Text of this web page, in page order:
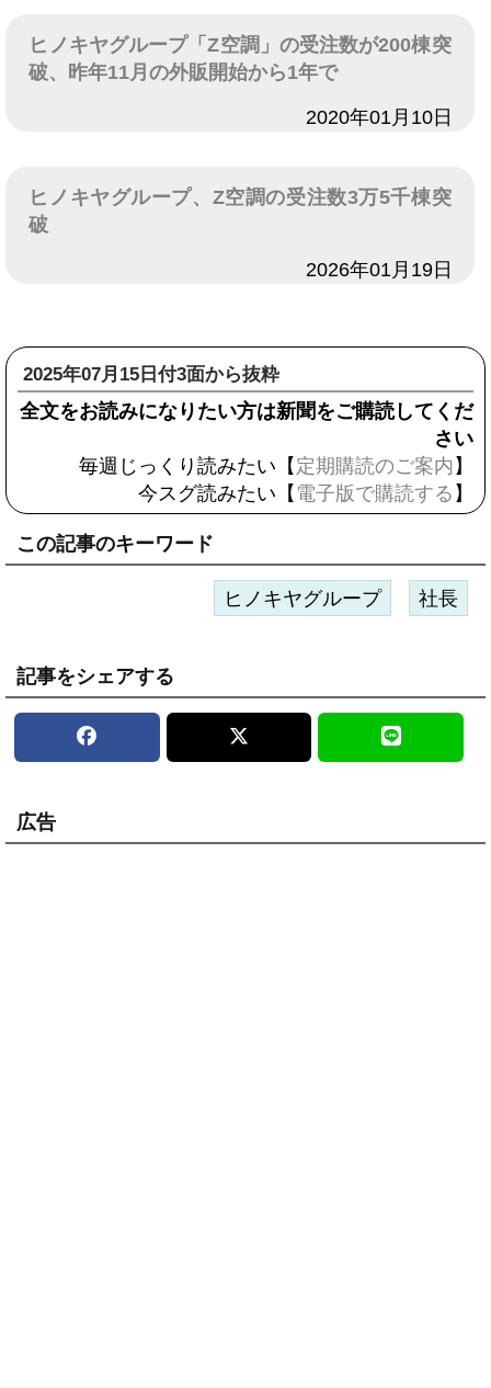
ヒノキヤグループ「Z空調」の受注数が200棟突
破、昨年11月の外販開始から1年で
2020年01月10日
ヒノキヤグループ、Z空調の受注数3万5千棟突
破
2026年01月19日
2025年07月15日付3面から抜粋
全文をお読みになりたい方は新聞をご購読してくだ
さい
毎週じっくり読みたい【 定期購読のご案内 】
今スグ読みたい【 電子版で購読する 】
この記事のキーワード
ヒノキヤグループ 社長
記事をシェアする
広告